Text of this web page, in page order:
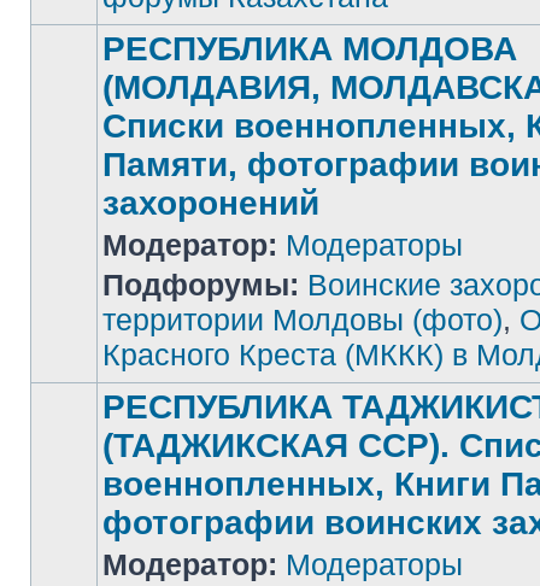
непрочитанных
сообщений
РЕСПУБЛИКА МОЛДОВА
(МОЛДАВИЯ,
Списки военнопленных,
Памяти, фотографии
захоронений
Модератор: Модераторы
Подфорумы: Воинские
территории Молдовы (фото),
Красного Креста (МККК) в
РЕСПУБЛИКА
(ТАДЖИКСКАЯ ССР).
военнопленных, Книги
фотографии воинских
Модератор: Модераторы